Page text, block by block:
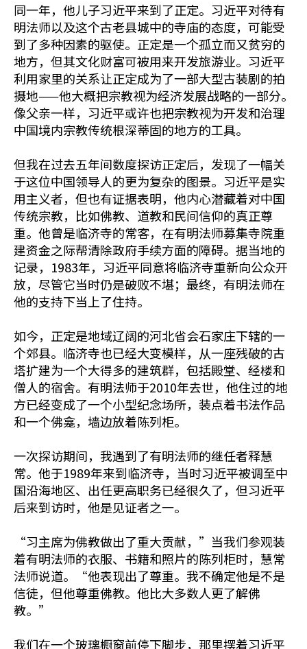
同一年，他儿子习近平来到了正定。习近平对待有
明法师以及这个古老县城中的寺庙的态度，可能受
到了多种因素的驱使。正定是一个孤立而又贫穷的
地方，但其文化财富可被用来开发旅游业。习近平
利用家里的关系让正定成为了一部大型古装剧的拍
摄地——他大概把宗教视为经济发展战略的一部分。
像父亲一样，习近平或许也把宗教视为开发和治理
中国境内宗教传统根深蒂固的地方的工具。
但我在过去五年间数度探访正定后，发现了一幅关
于这位中国领导人的更为复杂的图景。习近平是实
用主义者，但也有证据表明，他内心潜藏着对中国
传统宗教，比如佛教、道教和民间信仰的真正尊
重。他曾是临济寺的常客，在有明法师募集寺院重
建资金之际帮清除政府手续方面的障碍。据当地的
记录，1983年，习近平同意将临济寺重新向公众开
放，尽管它当时仍是破败不堪；最终，有明法师在
他的支持下当上了住持。
如今，正定是地域辽阔的河北省会石家庄下辖的一
个郊县。临济寺也已经大变模样，从一座残破的古
塔扩建为一个大得多的建筑群，包括殿堂、经楼和
僧人的宿舍。有明法师于2010年去世，他住过的地
方已经变成了一个小型纪念场所，装点着书法作品
和一个佛龛，墙边放着陈列柜。
一次探访期间，我遇到了有明法师的继任者释慧
常。他于1989年来到临济寺，当时习近平被调至中
国沿海地区、出任更高职务已经很久了，但习近平
后来到访时，他是见证者之一。
“习主席为佛教做出了重大贡献，”当我们参观装
着有明法师的衣服、书籍和照片的陈列柜时，慧常
法师说道。“他表现出了尊重。我不确定他是不是
信徒，但他尊重佛教。他比大多数人更了解佛
教。”
我们在一个玻璃橱窗前停下脚步，那里摆着习近平